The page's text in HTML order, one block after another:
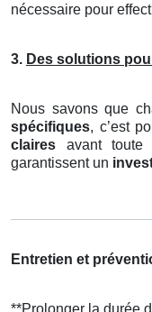
nécessaire pour
3. Des solutions
Nous savons que
spécifiques, c’est
claires avant toute
garantissent un
Entretien et
**Prolonger la durée